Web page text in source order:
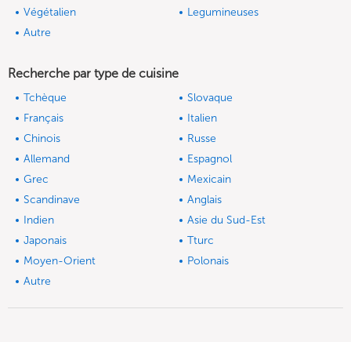
Végétalien
Legumineuses
Autre
Recherche par type de cuisine
Tchèque
Slovaque
Français
Italien
Chinois
Russe
Allemand
Espagnol
Grec
Mexicain
Scandinave
Anglais
Indien
Asie du Sud-Est
Japonais
Tturc
Moyen-Orient
Polonais
Autre